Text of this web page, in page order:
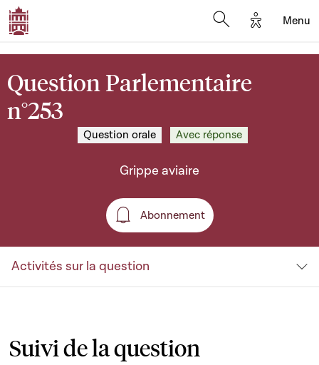
Options
Menu
Question Parlementaire
n°253
Question orale Avec réponse
Grippe aviaire
Abonnement
Abonnement
Activités sur la question
Suivi de la question